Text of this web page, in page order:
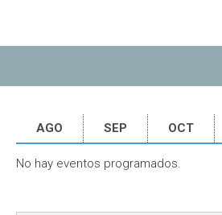
AGO SEP OCT
No hay eventos programados.